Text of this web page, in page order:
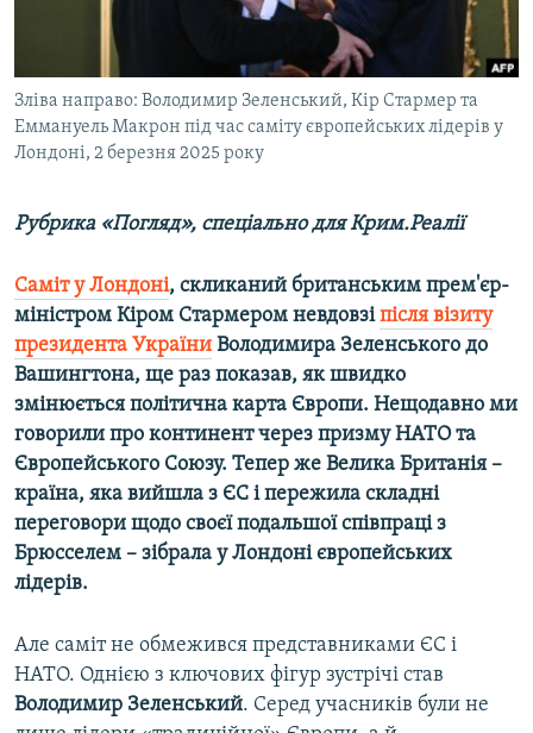
ВІДЕОУРОКИ «ELIFBE»
УКРАЇНСЬКА ПРОБЛЕМА КРИМУ
ІНФОГРАФІКА
Qırımtatar
ДОЛУЧАЙСЯ!
Зліва направо: Володимир Зеленський, Кір Стармер та
Еммануель Макрон під час саміту європейських лідерів у
Лондоні, 2 березня 2025 року
Рубрика «Погляд», спеціально для Крим.Реалії
Саміт у Лондоні, скликаний британським прем'єр-
міністром Кіром Стармером невдовзіпісля візиту
президента України Володимира Зеленського до
Вашингтона, ще раз показав, як швидко
змінюється політична карта Європи. Нещодавно ми
говорили про континент через призму НАТО та
Європейського Союзу. Тепер же Велика Британія –
країна, яка вийшла з ЄС і пережила складні
переговори щодо своєї подальшої співпраці з
Брюсселем – зібрала у Лондоні європейських
лідерів.
Але саміт не обмежився представниками ЄС і
НАТО. Однією з ключових фігур зустрічі став
Володимир Зеленський. Серед учасників були не